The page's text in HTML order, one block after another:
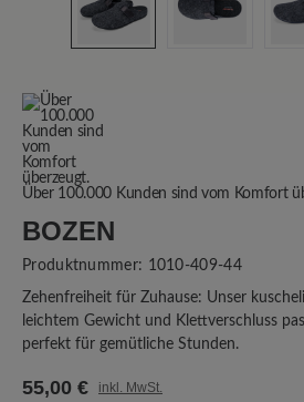
Über 100.000 Kunden sind vom Komfort
BOZEN
Produktnummer: 1010-409-44
Zehenfreiheit für Zuhause: Unser
leichtem Gewicht und Klettverschluss
perfekt für gemütliche Stunden.
55,00 € inkl. MwSt.